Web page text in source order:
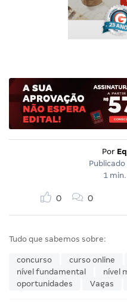
Por
Publicado
1
0 0
Tudo que sabemos sobre:
concurso curso online
nível fundamental
nível
oportunidades
Vagas